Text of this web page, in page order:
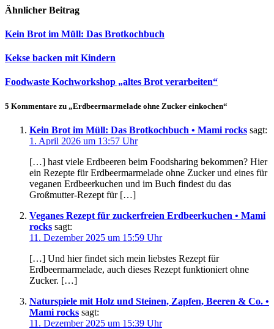
Ähnlicher Beitrag
Kein Brot im Müll: Das Brotkochbuch
Kekse backen mit Kindern
Foodwaste Kochworkshop „altes Brot verarbeiten“
5 Kommentare zu „Erdbeermarmelade ohne Zucker einkochen“
Kein Brot im Müll: Das Brotkochbuch • Mami rocks sagt:
1. April 2026 um 13:57 Uhr
[…] hast viele Erdbeeren beim Foodsharing bekommen? Hier
ein Rezepte für Erdbeermarmelade ohne Zucker und eines für
veganen Erdbeerkuchen und im Buch findest du das
Großmutter-Rezept für […]
Veganes Rezept für zuckerfreien Erdbeerkuchen • Mami
rocks sagt:
11. Dezember 2025 um 15:59 Uhr
[…] Und hier findet sich mein liebstes Rezept für
Erdbeermarmelade, auch dieses Rezept funktioniert ohne
Zucker. […]
Naturspiele mit Holz und Steinen, Zapfen, Beeren & Co. •
Mami rocks sagt:
11. Dezember 2025 um 15:39 Uhr